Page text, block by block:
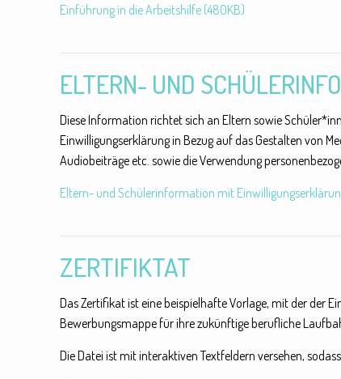
Einführung in die Arbeitshilfe (480KB)
ELTERN- UND
Diese Information richtet sich an Eltern sowie
Einwilligungserklärung in Bezug auf das Gestalten von
Audiobeiträge etc. sowie die Verwendung
Eltern- und Schülerinformation mit
ZERTIFIKTAT
Das Zertifikat ist eine beispielhafte Vorlage, mit der der
Bewerbungsmappe für ihre zukünftige berufliche
Die Datei ist mit interaktiven Textfeldern versehen,